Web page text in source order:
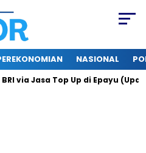
NASIONAL
via Jasa Top Up di Epayu